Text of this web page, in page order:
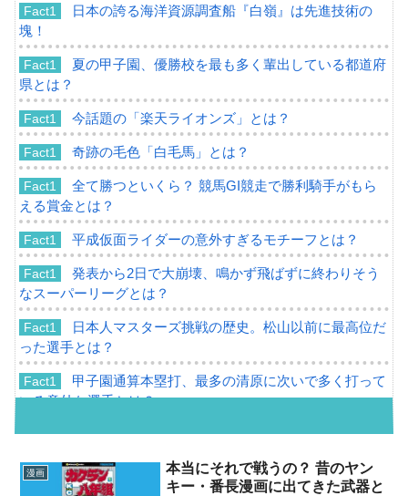
Fact1
日本の誇る海洋資源調査船『白嶺』は先進技術の
塊！
Fact1
夏の甲子園、優勝校を最も多く輩出している都道府
県とは？
Fact1 今話題の「楽天ライオンズ」とは？
Fact1 奇跡の毛色「白毛馬」とは？
Fact1
全て勝つといくら？ 競馬GI競走で勝利騎手がもら
える賞金とは？
Fact1 平成仮面ライダーの意外すぎるモチーフとは？
Fact1
発表から2日で大崩壊、鳴かず飛ばずに終わりそう
なスーパーリーグとは？
Fact1
日本人マスターズ挑戦の歴史。松山以前に最高位だ
った選手とは？
Fact1
甲子園通算本塁打、最多の清原に次いで多く打って
いる意外な選手とは？
Fact1 セレクトセールの高額取引馬が稼いだ金額とは？
Fact1
メンツが凄すぎた「一流ぞろいだった西武黄金期」
漫画
本当にそれで戦うの？ 昔のヤン
キー・番長漫画に出てきた武器と